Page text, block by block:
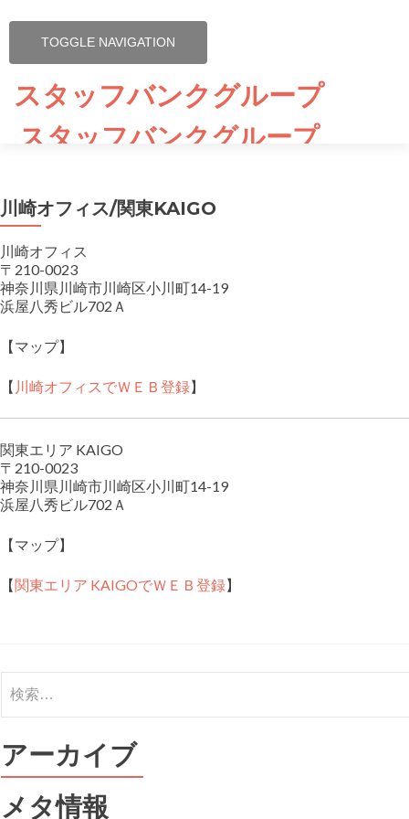
TOGGLE NAVIGATION
スタッフバンクグループ
スタッフバンクグループ
会社概要
川崎オフィス/関東KAIGO
川崎オフィス
〒210-0023
神奈川県川崎市川崎区小川町14-19
浜屋八秀ビル702Ａ
【マップ】
【 川崎オフィスでＷＥＢ登録】
関東エリア KAIGO
〒210-0023
神奈川県川崎市川崎区小川町14-19
浜屋八秀ビル702Ａ
【マップ】
【関東エリア KAIGOでＷＥＢ登録】
索:
アーカイブ
メタ情報